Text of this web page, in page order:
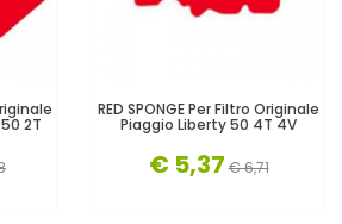
2T
RED SPONGE Per Filtro Originale
Piaggio Liberty 50 4T 4V
€ 5,37 € 6,71